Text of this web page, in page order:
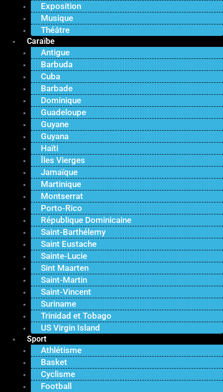
Exposition
Musique
Théâtre
Caraïbe
Antigue
Barbuda
Cuba
Barbade
Dominique
Guadeloupe
Guyane
Guyana
Haïti
Îles Vierges
Jamaïque
Martinique
Montserrat
Porto-Rico
République Dominicaine
Saint-Barthélemy
Saint Eustache
Sainte-Lucie
Sint Maarten
Saint-Martin
Saint-Vincent
Suriname
Trinidad et Tobago
US Virgin Island
Sport
Athlétisme
Basket
Cyclisme
Football